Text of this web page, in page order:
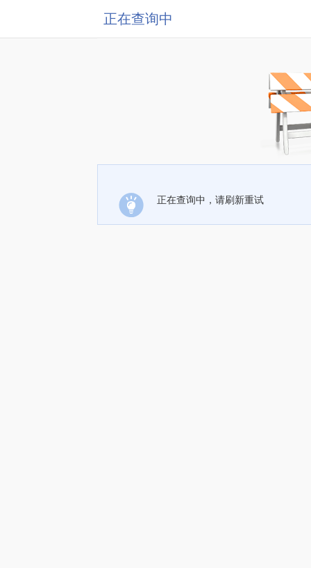
正在查询中
正在查询中，请刷新重试